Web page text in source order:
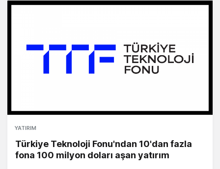
YATIRIM
Türkiye Teknoloji Fonu'ndan 10'dan fazla
fona 100 milyon doları aşan yatırım